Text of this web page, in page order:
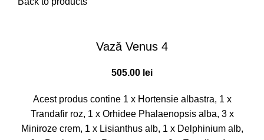
Vază Venus 4
505.00 lei
Acest produs contine 1 x Hortensie albastra, 1 x
Trandafir roz, 1 x Orhidee Phalaenopsis alba, 3 x
Miniroze crem, 1 x Lisianthus alb, 1 x Delphinium alb,